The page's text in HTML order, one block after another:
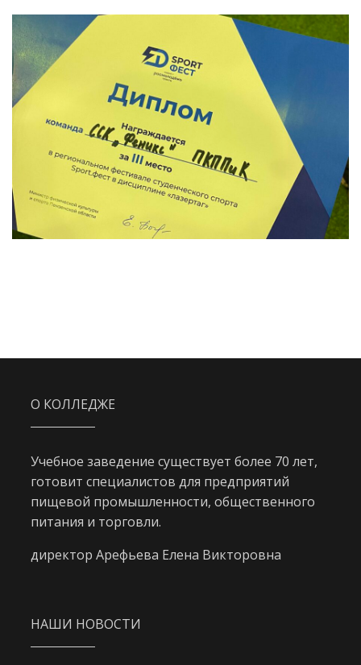
О КОЛЛЕДЖЕ
Учебное заведение существует более 70 лет,
готовит специалистов для предприятий
пищевой промышленности, общественного
питания и торговли.
директор Арефьева Елена Викторовна
НАШИ НОВОСТИ